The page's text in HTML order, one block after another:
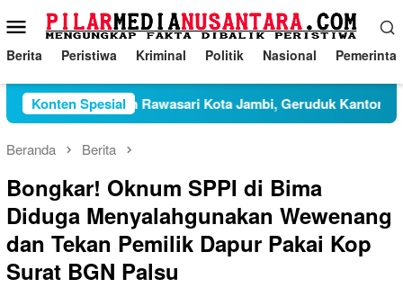
ke
konten
Menu
Mobile
Berita Peristiwa Kriminal Politik Nasional
Konten Spesial
Kelurahan Rawasari Kota Jambi, Geruduk Kantor
Beranda Berita
Bongkar! Oknum SPPI di Bima
Diduga Menyalahgunakan Wewenang
dan Tekan Pemilik Dapur Pakai Kop
Surat BGN Palsu